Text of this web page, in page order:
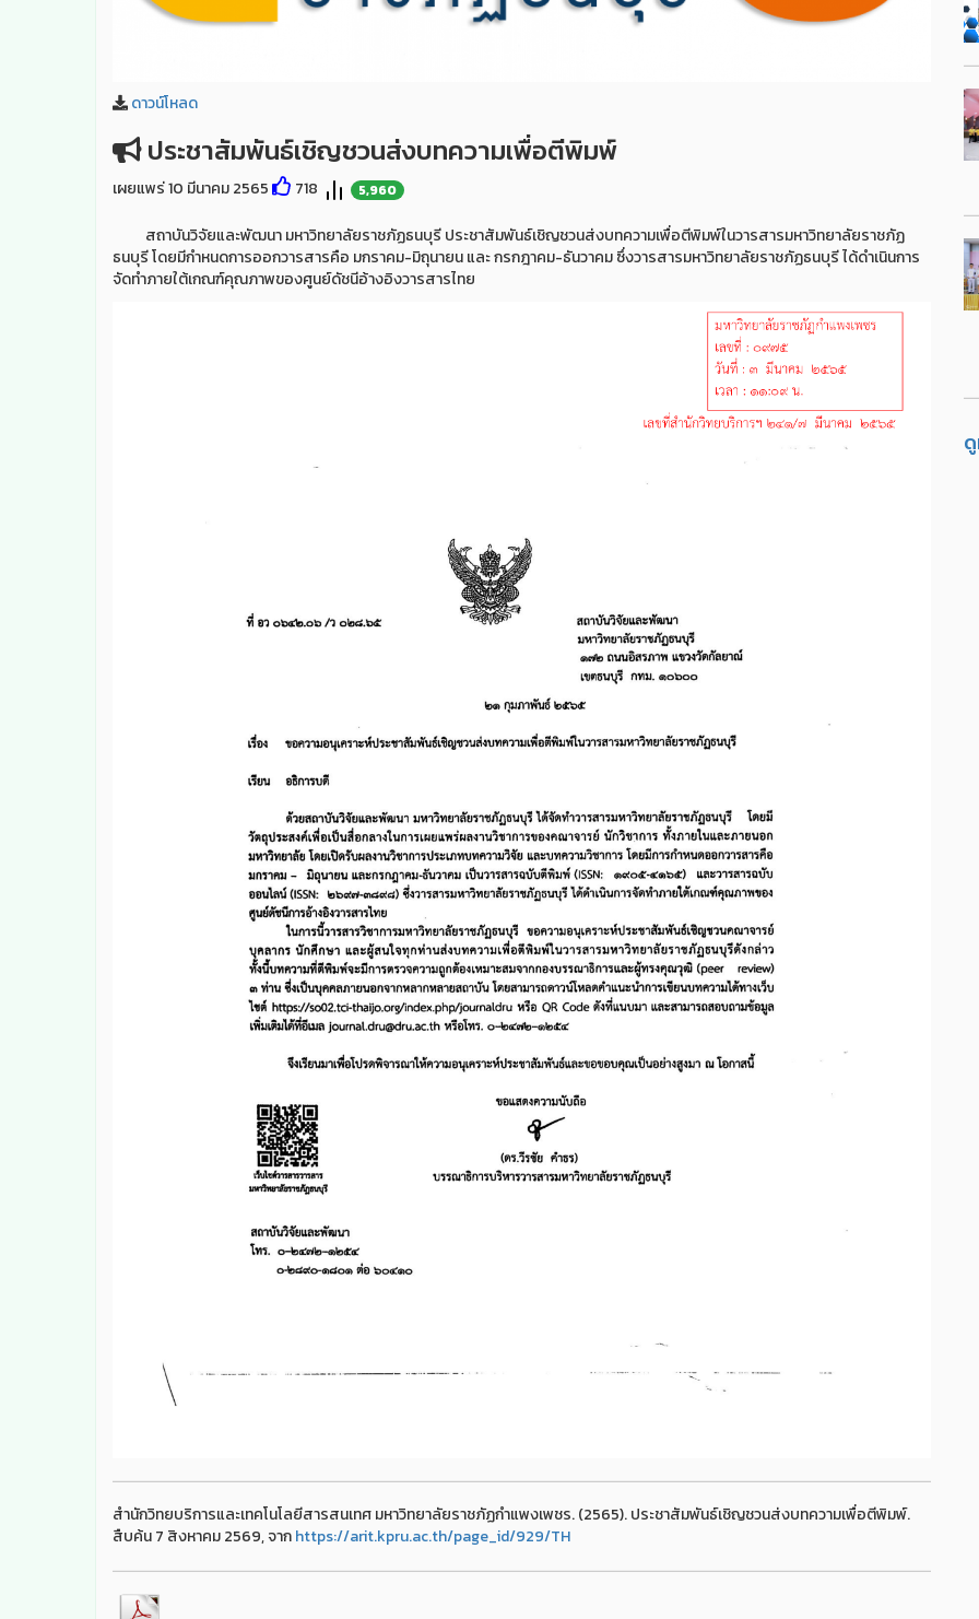
ดาวน์โหลด
ประชาสัมพันธ์เชิญชวนส่งบทความเพื่อตีพิมพ์
เผยแพร่ 10 มีนาคม 2565 718 5,960
สถาบันวิจัยและพัฒนา มหาวิทยาลัยราชภัฏธนบุรี ประชาสัมพันธ์เชิญชวนส่งบทความเพื่อตีพิมพ์ในวารสารมหาวิทยาลัยราชภัฏ
ธนบุรี โดยมีกำหนดการออกวารสารคือ มกราคม-มิถุนายน และ กรกฎาคม-ธันวาคม ซึ่งวารสารมหาวิทยาลัยราชภัฏธนบุรี ได้ดำเนินการ
จัดทำภายใต้เกณฑ์คุณภาพของศูนย์ดัชนีอ้างอิงวารสารไทย
สำนักวิทยบริการและเทคโนโลยีสารสนเทศ มหาวิทยาลัยราชภัฏกำแพงเพชร. (2565). ประชาสัมพันธ์เชิญชวนส่งบทความเพื่อตีพิมพ์.
สืบค้น 7 สิงหาคม 2569, จากhttps://arit.kpru.ac.th/page_id/929/TH